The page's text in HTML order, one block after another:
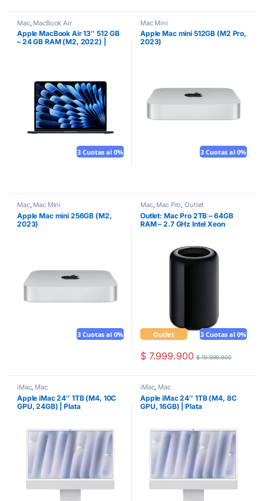
Mac, MacBook Air
Apple MacBook Air 13″ 512 GB
– 24 GB RAM (M2, 2022) |
Mouse gratis
3 Cuotas al 0%
Mac Mini
Apple Mac mini 512GB (M2 Pro,
2023)
Mouse gratis
3 Cuotas al 0%
Mac, Mac Mini
Apple Mac mini 256GB (M2,
2023)
Mouse gratis
3 Cuotas al 0%
Mac, Mac Pro,Outlet
Outlet: Mac Pro 2TB – 64GB
RAM – 2.7 GHz Intel Xeon
Outlet Mouse gratis
3 Cuotas al 0%
$7.999.900 $19.999.900
iMac, Mac
Apple iMac 24″ 1TB (M4, 10C
GPU, 24GB) | Plata
iMac, Mac
Apple iMac 24″ 1TB (M4, 8C
GPU, 16GB) | Plata